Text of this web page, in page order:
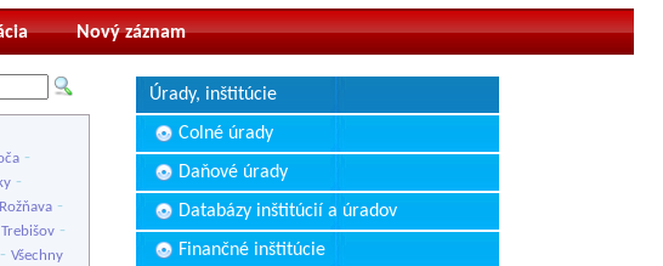
Nový záznam
-
-
Rožňava -
Trebišov -
- Všechny
Úrady, inštitúcie
Colné úrady
Daňové úrady
Databázy inštitúcií a úradov
Finančné inštitúcie